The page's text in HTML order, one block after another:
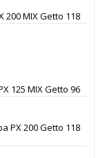
200 MIX Getto 118
125 MIX Getto 96
PX 200 Getto 118